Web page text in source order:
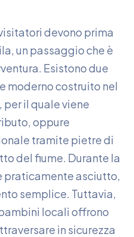
devono prima
un passaggio che è
Esistono due
moderno costruito nel
per il quale viene
oppure
tramite pietre di
del fiume. Durante la
praticamente asciutto,
semplice. Tuttavia,
locali offrono
in sicurezza